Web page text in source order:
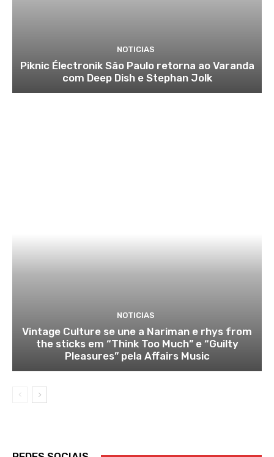
NOTICIAS
Piknic Électronik São Paulo retorna ao Varanda
com Deep Dish e Stephan Jolk
NOTICIAS
Vintage Culture se une a Nariman e rhys from
the sticks em “Think Too Much” e “Guilty
Pleasures” pela Affairs Music